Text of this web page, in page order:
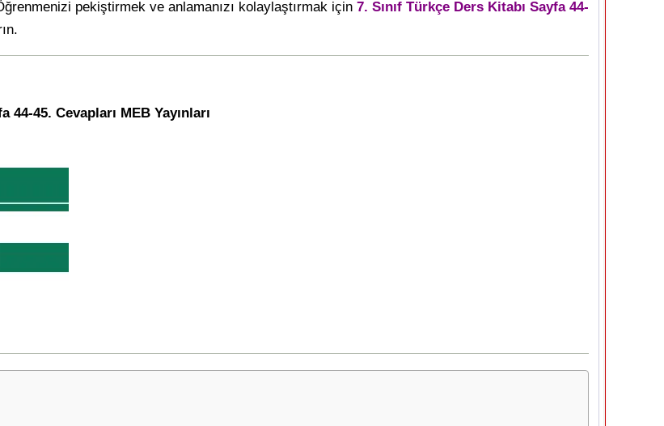
pekiştirmek ve anlamanızı kolaylaştırmak için 7. Sınıf Türkçe Ders Kitabı Sayfa 44-
44-45. Cevapları MEB Yayınları